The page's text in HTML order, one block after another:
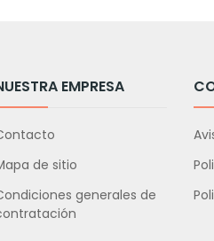
EMPRESA
de sitio
generales de